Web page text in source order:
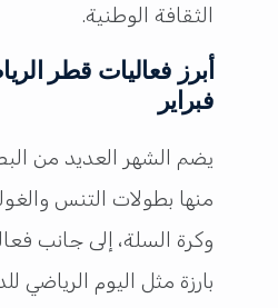
الثقافة الوطنية.
أبرز فعاليات قطر
فبراير
يضم الشهر العديد من
منها بطولات التنس
وكرة السلة، إلى جانب
بارزة مثل اليوم الرياضي